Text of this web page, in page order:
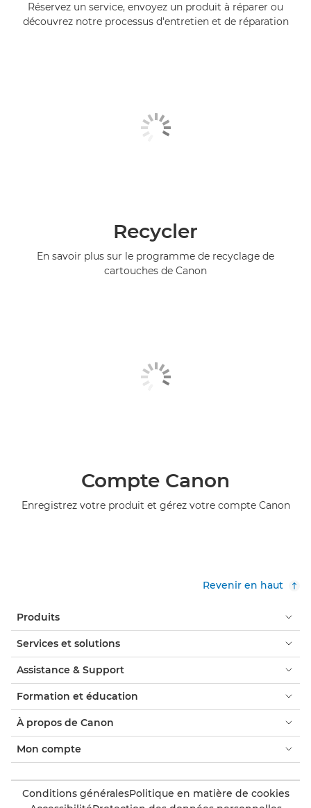
Réservez un service, envoyez un produit à réparer ou
découvrez notre processus d'entretien et de réparation
Recycler
En savoir plus sur le programme de recyclage de
cartouches de Canon
Compte Canon
Enregistrez votre produit et gérez votre compte Canon
Revenir en haut
Produits
Services et solutions
Assistance & Support
Formation et éducation
À propos de Canon
Mon compte
Conditions généralesPolitique en matière de cookies